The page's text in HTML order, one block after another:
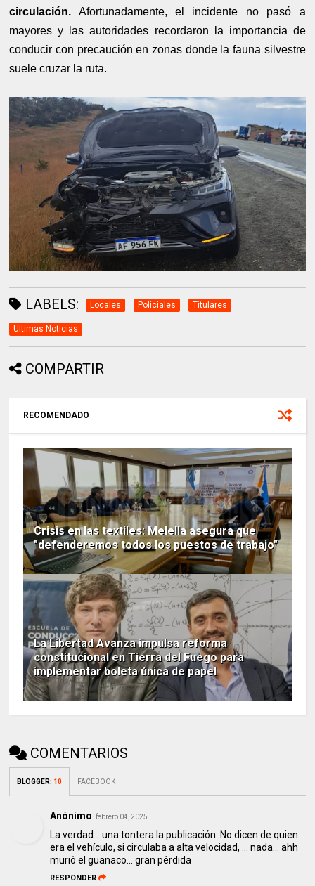
circulación. Afortunadamente, el incidente no pasó a
mayores y las autoridades recordaron la importancia de
conducir con precaución en zonas donde la fauna silvestre
suele cruzar la ruta.
LABELS: Locales Policiales Titulares
Ultimas Noticias
COMPARTIR
RECOMENDADO
Crisis en las textiles: Melella asegura que
"defenderemos todos los puestos de trabajo"
La Libertad Avanza impulsa reforma
constitucional en Tierra del Fuego para
implementar boleta única de papel
COMENTARIOS
BLOGGER: 10 FACEBOOK
Anónimo febrero 04, 2025
La verdad... una tontera la publicación. No dicen de quien
era el vehículo, si circulaba a alta velocidad, ... nada... ahh
murió el guanaco... gran pérdida
RESPONDER